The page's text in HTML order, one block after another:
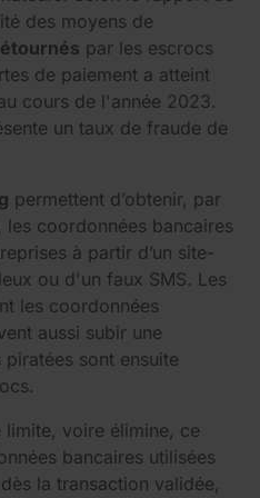
des moyens de
par les escrocs
de paiement a atteint
cours de l'année 2023.
un taux de fraude de
permettent d’obtenir, par
coordonnées bancaires
à partir d’un site-
ou d'un faux SMS. Les
les coordonnées
aussi subir une
sont ensuite
voire élimine, ce
bancaires utilisées
dès la transaction validée,